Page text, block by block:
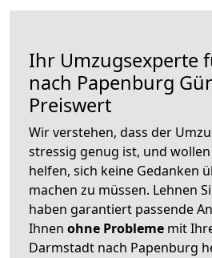
Ihr Umzugsexperte
nach Papenburg
Preiswert
Wir verstehen, dass der
stressig genug ist, und
helfen, sich keine Gedanken
machen zu müssen. Lehnen
haben garantiert passende
Ihnen ohne Probleme mit
Darmstadt nach Papenburg